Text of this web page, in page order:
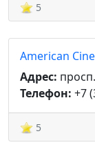
5
American
Адрес:
Телефон: +7
5